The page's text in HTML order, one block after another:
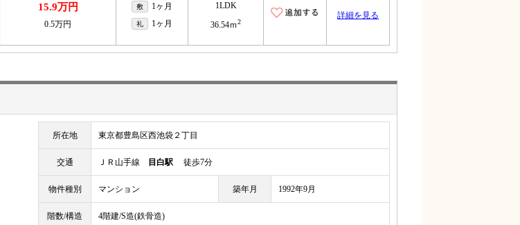
15.9万円
0.5万円
敷 1ヶ月
礼 1ヶ月
1LDK
36.54ｍ2
詳細を見る
所在地 東京都豊島区西池袋２丁目
交通 ＪＲ山手線 目白駅 徒歩7分
物件種別 マンション 築年月 1992年9月
階数/構造 4階建/S造(鉄骨造)